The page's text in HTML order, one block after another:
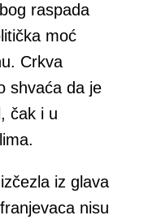
raspada
moć
Crkva
shvaća da je
čak i u
iz glava
nisu